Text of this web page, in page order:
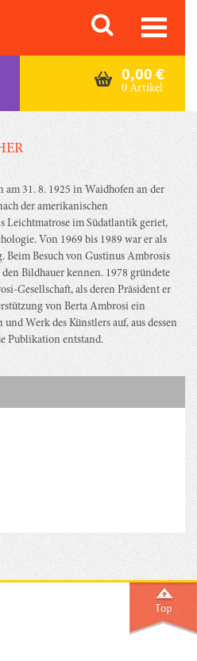
Orac K&S
0,00 €
0 Artikel
am 31. 8. 1925 in Waidhofen an der
der amerikanischen
Leichtmatrose im Südatlantik geriet,
Von 1969 bis 1989 war er als
Beim Besuch von Gustinus Ambrosis
Bildhauer kennen. 1978 gründete
Gesellschaft, als deren Präsident er
von Berta Ambrosi ein
Werk des Künstlers auf, aus dessen
Publikation entstand.